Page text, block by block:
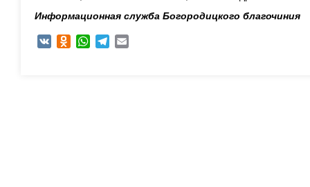
Информационная служба Богородицкого благочиния
VK Odnoklassniki
WhatsAppTelegram